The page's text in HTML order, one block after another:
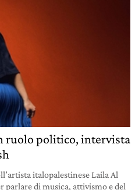
ruolo politico, intervista
italopalestinese Laila Al
parlare di musica, attivismo e del